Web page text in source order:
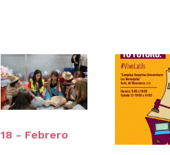
18 - Febrero